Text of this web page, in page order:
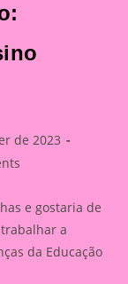
de 2023
e gostaria de
a
da Educação